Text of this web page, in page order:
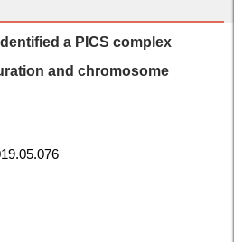
a PICS complex
and chromosome